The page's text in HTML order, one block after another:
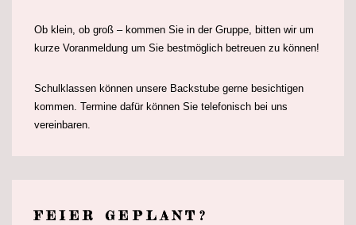
Ob klein, ob groß – kommen Sie in der Gruppe, bitten wir um
kurze Voranmeldung um Sie bestmöglich betreuen zu können!
Schulklassen können unsere Backstube gerne besichtigen
kommen. Termine dafür können Sie telefonisch bei uns
vereinbaren.
FEIER GEPLANT?